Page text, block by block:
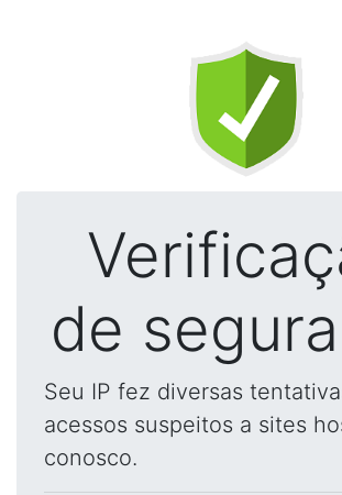
de
Seu IP fez diversas
acessos suspeitos a sites
conosco.